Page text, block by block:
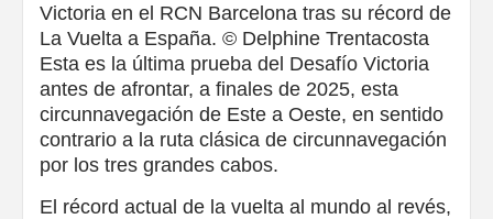
Victoria en el RCN Barcelona tras su récord de
La Vuelta a España. © Delphine Trentacosta
Esta es la última prueba del Desafío Victoria
antes de afrontar, a finales de 2025, esta
circunnavegación de Este a Oeste, en sentido
contrario a la ruta clásica de circunnavegación
por los tres grandes cabos.
El récord actual de la vuelta al mundo al revés,